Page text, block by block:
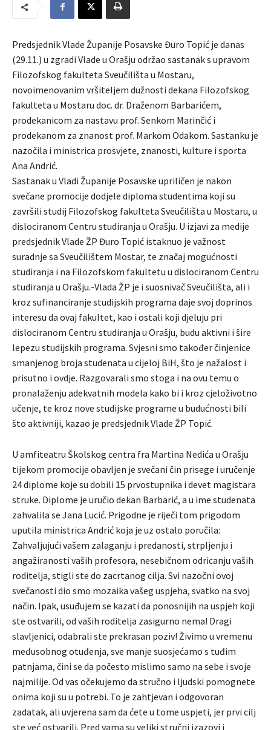
Predsjednik Vlade Županije Posavske Đuro Topić je danas
(29.11.) u zgradi Vlade u Orašju održao sastanak s upravom
Filozofskog fakulteta Sveučilišta u Mostaru,
novoimenovanim vršiteljem dužnosti dekana Filozofskog
fakulteta u Mostaru doc. dr. Draženom Barbarićem,
prodekanicom za nastavu prof. Senkom Marinčić i
prodekanom za znanost prof. Markom Odakom. Sastanku je
nazočila i ministrica prosvjete, znanosti, kulture i sporta
Ana Andrić.
Sastanak u Vladi Županije Posavske upriličen je nakon
svečane promocije dodjele diploma studentima koji su
završili studij Filozofskog fakulteta Sveučilišta u Mostaru, u
dislociranom Centru studiranja u Orašju. U izjavi za medije
predsjednik Vlade ŽP Đuro Topić istaknuo je važnost
suradnje sa Sveučilištem Mostar, te značaj mogućnosti
studiranja i na Filozofskom fakultetu u dislociranom Centru
studiranja u Orašju.-Vlada ŽP je i suosnivač Sveučilišta, ali i
kroz sufinanciranje studijskih programa daje svoj doprinos
interesu da ovaj fakultet, kao i ostali koji djeluju pri
dislociranom Centru studiranja u Orašju, budu aktivni i šire
lepezu studijskih programa. Svjesni smo također činjenice
smanjenog broja studenata u cijeloj BiH, što je nažalost i
prisutno i ovdje. Razgovarali smo stoga i na ovu temu o
pronalaženju adekvatnih modela kako bi i kroz cjeloživotno
učenje, te kroz nove studijske programe u budućnosti bili
što aktivniji, kazao je predsjednik Vlade ŽP Topić.
U amfiteatru Školskog centra fra Martina Nedića u Orašju
tijekom promocije obavljen je svečani čin prisege i uručenje
24 diplome koje su dobili 15 prvostupnika i devet magistara
struke. Diplome je uručio dekan Barbarić, a u ime studenata
zahvalila se Jana Lucić. Prigodne je riječi tom prigodom
uputila ministrica Andrić koja je uz ostalo poručila:
Zahvaljujući vašem zalaganju i predanosti, strpljenju i
angažiranosti vaših profesora, nesebičnom odricanju vaših
roditelja, stigli ste do zacrtanog cilja. Svi nazočni ovoj
svečanosti dio smo mozaika vašeg uspjeha, svatko na svoj
način. Ipak, usuđujem se kazati da ponosnijih na uspjeh koji
ste ostvarili, od vaših roditelja zasigurno nema! Dragi
slavljenici, odabrali ste prekrasan poziv! Živimo u vremenu
međusobnog otuđenja, sve manje suosjećamo s tuđim
patnjama, čini se da počesto mislimo samo na sebe i svoje
najmilije. Od vas očekujemo da stručno i ljudski pomognete
onima koji su u potrebi. To je zahtjevan i odgovoran
zadatak, ali uvjerena sam da ćete u tome uspjeti, jer prvi cilj
ste već ostvarili. Pred vama su veliki stručni izazovi i